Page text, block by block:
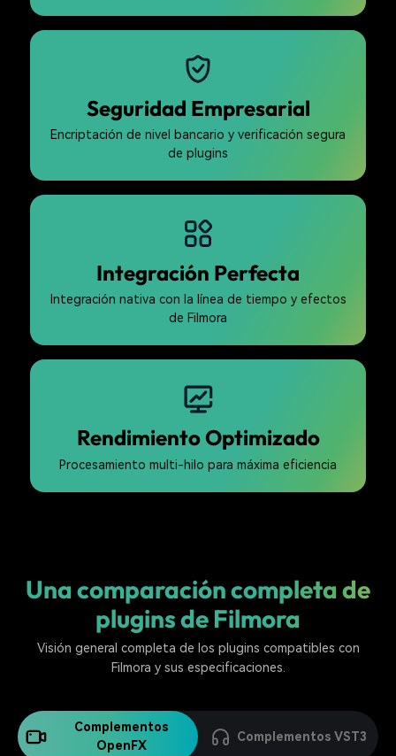
Seguridad Empresarial
Encriptación de nivel bancario y verificación segura
de plugins
Integración Perfecta
Integración nativa con la línea de tiempo y efectos
de Filmora
Rendimiento Optimizado
Procesamiento multi-hilo para máxima eficiencia
Una comparación completa de
plugins de Filmora
Visión general completa de los plugins compatibles con
Filmora y sus especificaciones.
Complementos
OpenFX
Complementos VST3